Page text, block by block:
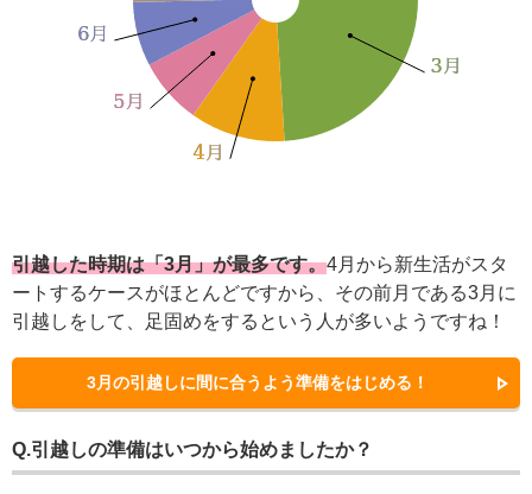
引越した時期は「3月」が最多です。4月から新生活がスタ
ートするケースがほとんどですから、その前月である3月に
引越しをして、足固めをするという人が多いようですね！
3月の引越しに間に合うよう準備をはじめる！
Q.引越しの準備はいつから始めましたか？